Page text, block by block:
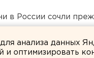
в России сочли
анализа данных
и оптимизировать